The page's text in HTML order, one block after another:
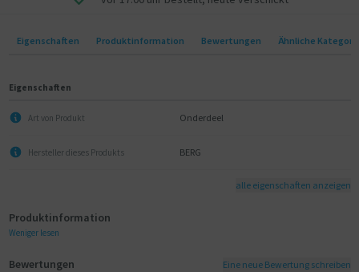
Eigenschaften Produktinformation Bewertungen Ähnliche
Eigenschaften
Art von Produkt Onderdeel
Hersteller dieses Produkts BERG
alle eigenschaften anzeigen
Produktinformation
Weniger lesen
Bewertungen Eine neue Bewertung schreiben